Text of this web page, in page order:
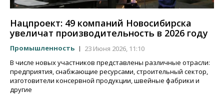
Нацпроект: 49 компаний Новосибирска
увеличат производительность в 2026 году
Промышленность
23 Июня 2026, 11:10
В числе новых участников представлены различные отрасли:
предприятия, снабжающие ресурсами, строительный сектор,
изготовители консервной продукции, швейные фабрики и
другие